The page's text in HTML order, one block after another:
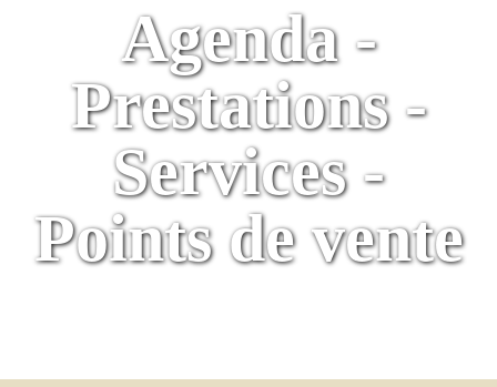
Agenda -
Prestations -
Services -
Points de vente